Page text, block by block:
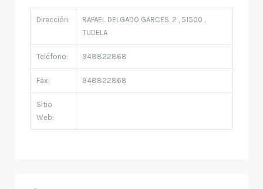
Dirección:
RAFAEL DELGADO GARCES, 2 , 51500 ,
TUDELA
Teléfono: 948822868
Fax: 948822868
Sitio
Web: